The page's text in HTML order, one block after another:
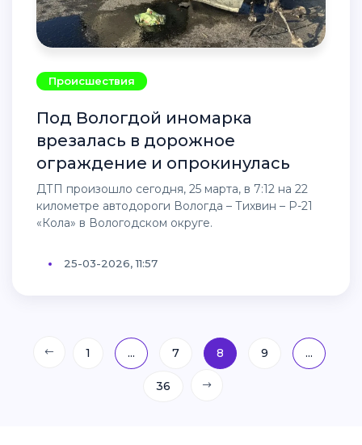
Происшествия
Под Вологдой иномарка
врезалась в дорожное
ограждение и опрокинулась
ДТП произошло сегодня, 25 марта, в 7:12 на 22
километре автодороги Вологда – Тихвин – Р-21
«Кола» в Вологодском округе.
25-03-2026, 11:57
1 ... 7 8 9 ...
36